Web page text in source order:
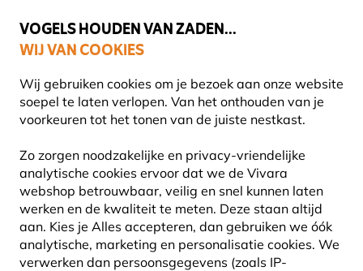
VOGELS HOUDEN VAN ZADEN...
WIJ VAN COOKIES
Wij gebruiken cookies om je bezoek aan onze website
soepel te laten verlopen. Van het onthouden van je
voorkeuren tot het tonen van de juiste nestkast.
Zo zorgen noodzakelijke en privacy-vriendelijke
analytische cookies ervoor dat we de Vivara
webshop betrouwbaar, veilig en snel kunnen laten
werken en de kwaliteit te meten. Deze staan altijd
aan. Kies je Alles accepteren, dan gebruiken we óók
analytische, marketing en personalisatie cookies. We
verwerken dan persoonsgegevens (zoals IP-
Uitstekend beoordeeld in 11 landen
Gratis thuisbezorgd vanaf €49